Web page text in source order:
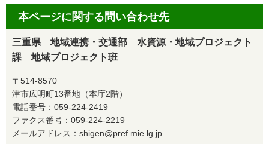
本ページに関する問い合わせ先
三重県 地域連携・交通部 水資源・地域プロジェクト
課 地域プロジェクト班
〒514-8570
津市広明町13番地（本庁2階）
電話番号： 059-224-2419
ファクス番号：059-224-2219
メールアドレス： shigen@pref.mie.lg.jp